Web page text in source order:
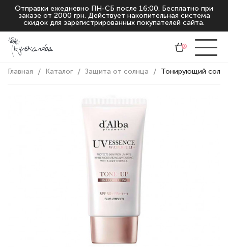
Отправки ежедневно ПН-СБ после 16:00. Бесплатно при
заказе от 2000 грн. Действует накопительная система
скидок для зарегистрированных покупателей сайта.
0
Главная Каталог Защита от солнца Тонирующий